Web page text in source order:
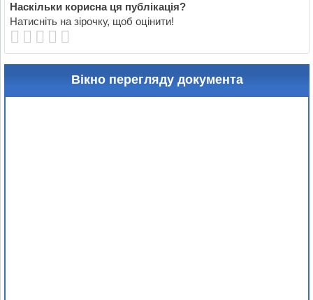
Наскільки корисна ця публікація?
Натисніть на зірочку, щоб оцінити!
Вікно перегляду документа